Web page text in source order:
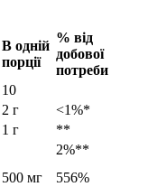
В одній
порції
% від
добової
потреби
10
2 г
<1%*
1 г
**
2%**
500 мг
556%